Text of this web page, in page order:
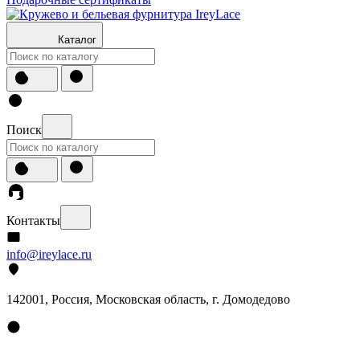
Каталог
Поиск
Контакты
info@ireylace.ru
142001 , Россия, Московская область, г. Домодедово